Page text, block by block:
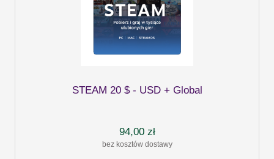
STEAM 20 $ - USD + Global
94,00 zł
bez kosztów dostawy